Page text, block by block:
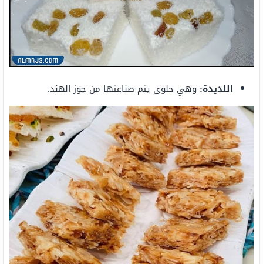
اللديدة: وهي حلوى يتم صناعتها من جوز الهند.